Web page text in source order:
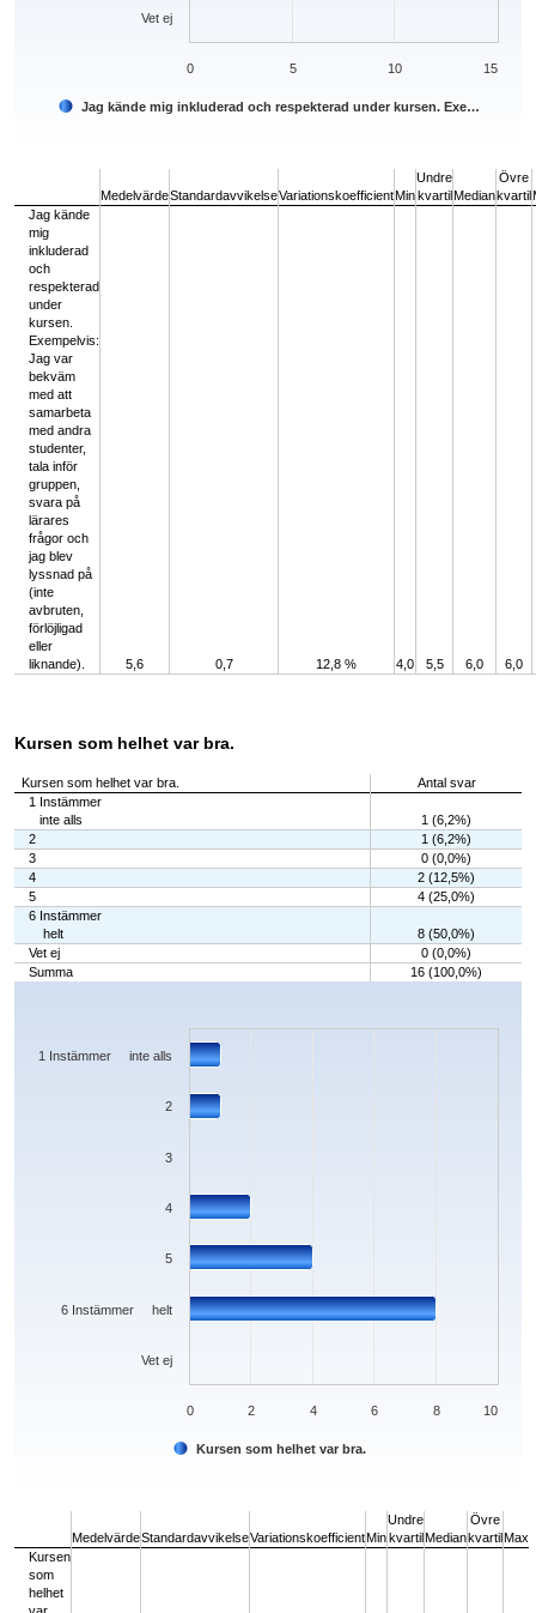
Jag kände mig inkluderad och respekterad under kursen. Exe…
Vet ej
0 10
5 15
MedelvärdeStandardavvikelseVariationskoefficientMin
Undre
kvartil Median
Övre
kvartil
Jag kände
mig
inkluderad
och
respekterad
under
kursen.
Exempelvis:
Jag var
bekväm
med att
samarbeta
med andra
studenter,
tala inför
gruppen,
svara på
lärares
frågor och
jag blev
lyssnad på
(inte
avbruten,
förlöjligad
eller
liknande).
5,6 0,7 12,8 % 4,0 5,5 6,0 6,0
Kursen som helhet var bra.
Kursen som helhet var bra.
Antal svar
1 Instämmer
inte alls
1 (6,2%)
2
1 (6,2%)
3
0 (0,0%)
4
2 (12,5%)
5
4 (25,0%)
6 Instämmer
helt
8 (50,0%)
Vet ej
0 (0,0%)
Summa
16 (100,0%)
Chart
The chart has 1 X axis displaying categories.
The chart has 1 Y axis displaying values. Data ranges from 0 to 8.
Kursen som helhet var bra.
Vet ej
6 Instämmer helt
5
4
3
2
1 Instämmer inte alls
0 2 4 6 8 10
MedelvärdeStandardavvikelseVariationskoefficientMin
Undre
kvartil Median
Övre
kvartil Max
Kursen
som
helhet